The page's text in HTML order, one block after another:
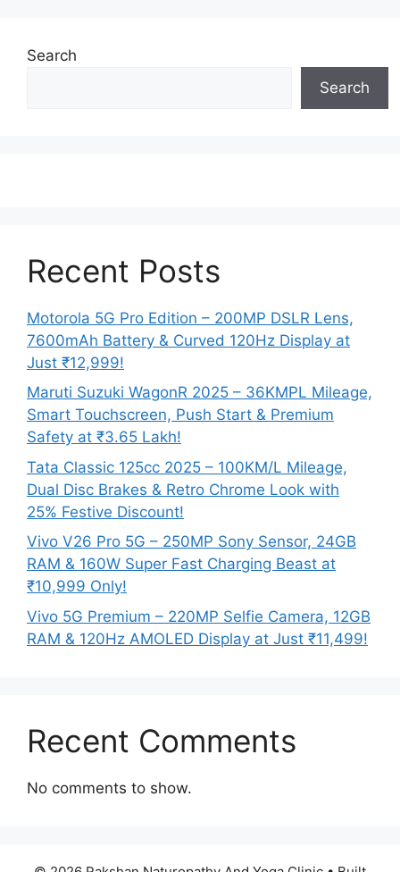
Search
Search
Recent Posts
Motorola 5G Pro Edition – 200MP DSLR Lens,
7600mAh Battery & Curved 120Hz Display at
Just ₹12,999!
Maruti Suzuki WagonR 2025 – 36KMPL Mileage,
Smart Touchscreen, Push Start & Premium
Safety at ₹3.65 Lakh!
Tata Classic 125cc 2025 – 100KM/L Mileage,
Dual Disc Brakes & Retro Chrome Look with
25% Festive Discount!
Vivo V26 Pro 5G – 250MP Sony Sensor, 24GB
RAM & 160W Super Fast Charging Beast at
₹10,999 Only!
Vivo 5G Premium – 220MP Selfie Camera, 12GB
RAM & 120Hz AMOLED Display at Just ₹11,499!
Recent Comments
No comments to show.